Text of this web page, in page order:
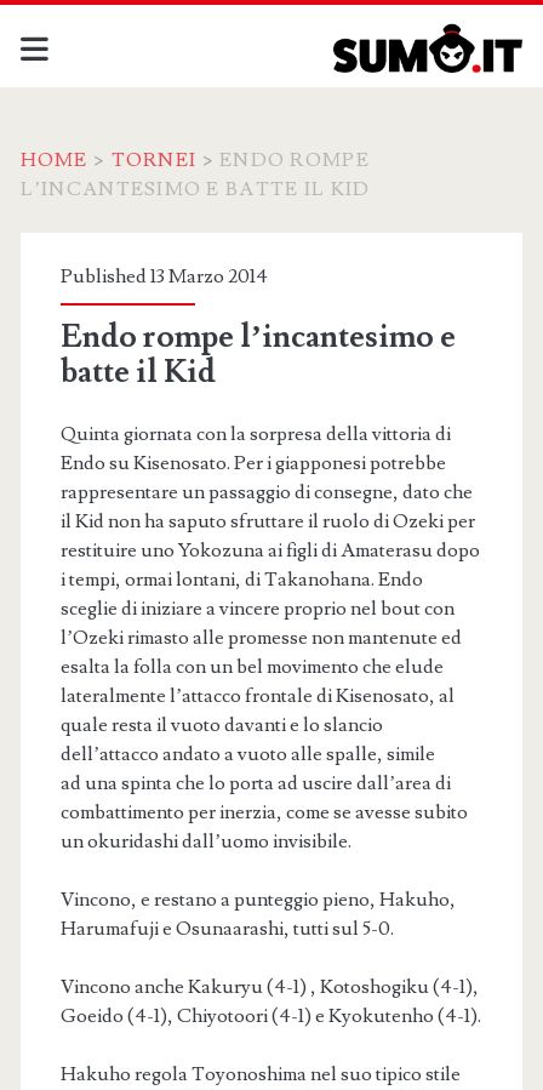
HOME > TORNEI >ENDO ROMPE
L’INCANTESIMO E BATTE IL KID
Published 13 Marzo 2014
Endo rompe l’incantesimo e
batte il Kid
Quinta giornata con la sorpresa della vittoria di
Endo su Kisenosato. Per i giapponesi potrebbe
rappresentare un passaggio di consegne, dato che
il Kid non ha saputo sfruttare il ruolo di Ozeki per
restituire uno Yokozuna ai figli di Amaterasu dopo
i tempi, ormai lontani, di Takanohana. Endo
sceglie di iniziare a vincere proprio nel bout con
l’Ozeki rimasto alle promesse non mantenute ed
esalta la folla con un bel movimento che elude
lateralmente l’attacco frontale di Kisenosato, al
quale resta il vuoto davanti e lo slancio
dell’attacco andato a vuoto alle spalle, simile
ad una spinta che lo porta ad uscire dall’area di
combattimento per inerzia, come se avesse subito
un okuridashi dall’uomo invisibile.
Vincono, e restano a punteggio pieno, Hakuho,
Harumafuji e Osunaarashi, tutti sul 5-0.
Vincono anche Kakuryu (4-1) , Kotoshogiku (4-1),
Goeido (4-1), Chiyotoori (4-1) e Kyokutenho (4-1).
Hakuho regola Toyonoshima nel suo tipico stile